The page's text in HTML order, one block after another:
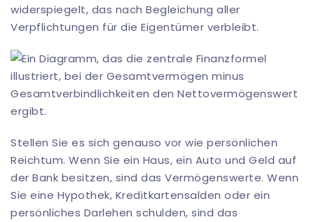
widerspiegelt, das nach Begleichung aller
Verpflichtungen für die Eigentümer verbleibt.
Stellen Sie es sich genauso vor wie persönlichen
Reichtum. Wenn Sie ein Haus, ein Auto und Geld auf
der Bank besitzen, sind das Vermögenswerte. Wenn
Sie eine Hypothek, Kreditkartensalden oder ein
persönliches Darlehen schulden, sind das